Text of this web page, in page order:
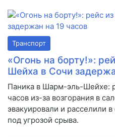
Транспорт
«Огонь на борту!»:
Шейха в Сочи
Паника в Шарм-эль-Шейхе:
часов из-за возгорания в
эвакуировали и расселили
под угрозой срыва.